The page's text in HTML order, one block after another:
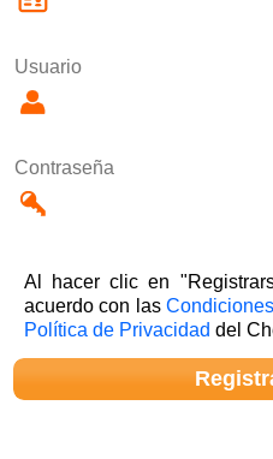
Usuario
Contraseña
Al hacer clic en
acuerdo con las
Política de Privacidad del